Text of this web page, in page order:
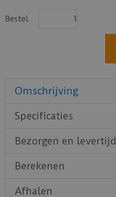
Bestel
Omschrijving
Specificaties
Bezorgen en levertijd
Berekenen
Afhalen